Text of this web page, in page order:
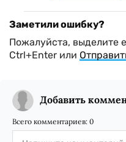
Заметили ошибку?
Пожалуйста, выделите
Ctrl+Enter или
Добавить
Всего комментариев: 0